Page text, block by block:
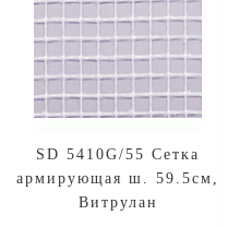
SD 5410G/55 Сетка
армирующая ш. 59.5см,
Витрулан